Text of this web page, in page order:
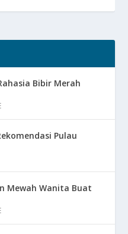
Bibir Merah
Pulau
Mewah Wanita Buat